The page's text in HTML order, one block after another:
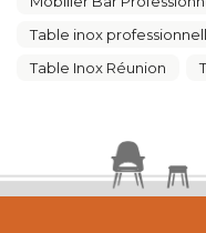
Table inox
Table Inox Réunion